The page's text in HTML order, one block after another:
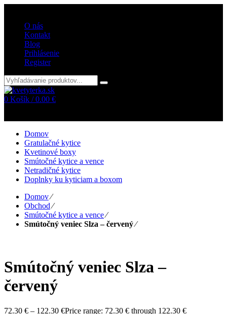
O nás
Kontakt
Blog
Prihlásenie
Register
0 Košík /0.00 €
Domov
Gratulačné kytice
Kvetinové boxy
Smútočné kytice a vence
Netradičné kytice
Doplnky ku kyticiam a boxom
Domov⁄
Obchod ⁄
Smútočné kytice a vence⁄
Smútočný veniec Slza – červený⁄
Smútočný veniec Slza –
červený
72.30 € – 122.30 €Price range: 72.30 € through 122.30 €